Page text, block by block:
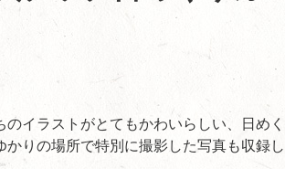
のイラストがとてもかわいらしい、日め
かりの場所で特別に撮影した写真も収録